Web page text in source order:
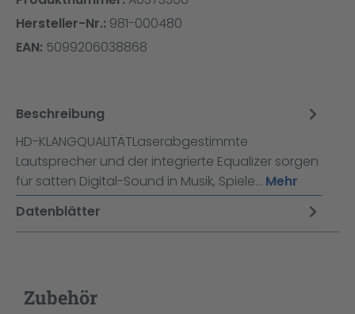
Hersteller-Nr.: 981-000480
EAN: 5099206038868
Beschreibung
HD-KLANGQUALITÄTLaserabgestimmte
Lautsprecher und der integrierte Equalizer sorgen
für satten Digital-Sound in Musik, Spiele… Mehr
Datenblätter
Zubehör